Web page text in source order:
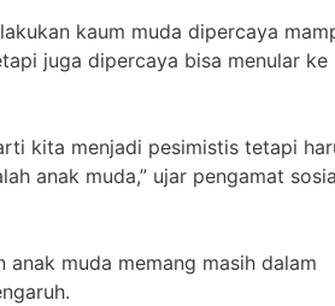
kaum muda dipercaya
juga dipercaya bisa menular ke
kita menjadi pesimistis tetapi
anak muda,” ujar pengamat
muda memang masih dalam